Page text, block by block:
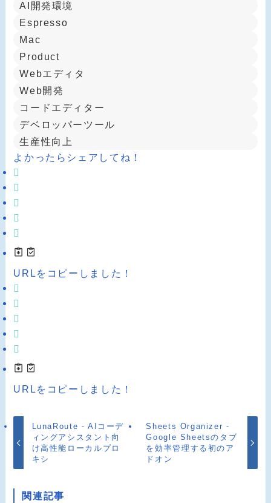
AI開発環境
Espresso
Mac
Product
Webエディタ
Web開発
コードエディター
デベロッパーツール
生産性向上
よかったらシェアしてね！
URLをコピーしました！
URLをコピーしました！
LunaRoute - AIコーデ
ィングアシスタント向
け高性能ローカルプロ
キシ
Sheets Organizer -
Google Sheetsのタブ
を効率管理する初のア
ドオン
関連記事